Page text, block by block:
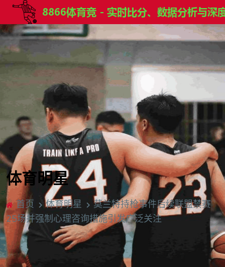
体育明星
首页 体育明星
莫兰特持枪事件后续联盟禁赛
25场并强制心理咨询措施引发广泛关注